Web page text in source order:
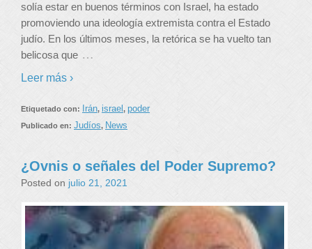
solía estar en buenos términos con Israel, ha estado
promoviendo una ideología extremista contra el Estado
judío. En los últimos meses, la retórica se ha vuelto tan
belicosa que …
Leer más ›
Etiquetado con: Irán, israel , poder
Publicado en: Judíos, News
¿Ovnis o señales del Poder Supremo?
Posted on julio 21, 2021